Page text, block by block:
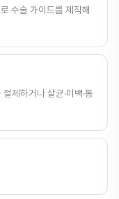
수술 가이드를 제작해
제하거나 살균·미백·통